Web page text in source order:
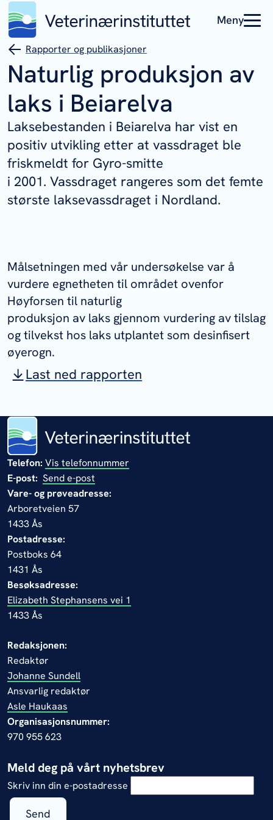
Meny
Rapporter og publikasjoner
Naturlig produksjon av
laks i Beiarelva
Laksebestanden i Beiarelva har vist en
positiv utvikling etter at vassdraget ble
friskmeldt for Gyro-smitte
i 2001. Vassdraget rangeres som det femte
største laksevassdraget i Nordland.
Målsetningen med vår undersøkelse var å
vurdere egnetheten til området ovenfor
Høyforsen til naturlig
produksjon av laks gjennom vurdering av tilslag
og tilvekst hos laks utplantet som desinfisert
øyerogn.
Last ned rapporten
Telefon: Vis telefonnummer
E-post: Send e-post
Vare- og prøveadresse:
Arboretveien 57
1433 Ås
Postadresse:
Postboks 64
1431 Ås
Besøksadresse:
Elizabeth Stephansens vei 1
1433 Ås
Redaksjonen:
Redaktør
Johanne Sundell
Ansvarlig redaktør
Asle Haukaas
Organisasjonsnummer:
970 955 623
Meld deg på vårt nyhetsbrev
Skriv inn din e-postadresse
Send